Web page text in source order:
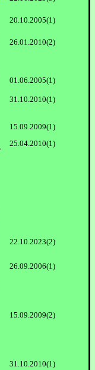
20.10.2005(1)
26.01.2010(2)
01.06.2005(1)
31.10.2010(1)
15.09.2009(1)
25.04.2010(1)
22.10.2023(2)
26.09.2006(1)
15.09.2009(2)
31.10.2010(1)